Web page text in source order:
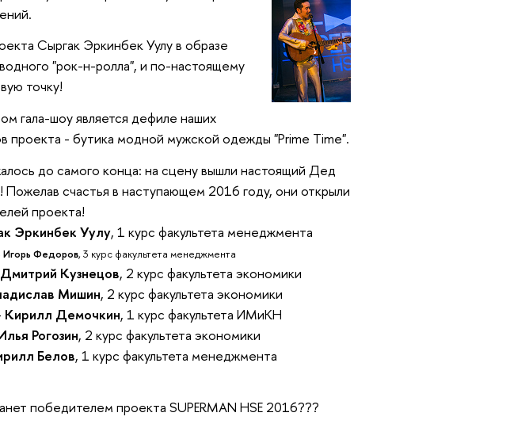
Сыргак Эркинбек Уулу в образе
"рок-н-ролла", и по-настоящему
точку!
гала-шоу является дефиле наших
проекта - бутика модной мужской одежды "Prime Time".
до самого конца: на сцену вышли настоящий Дед
счастья в наступающем 2016 году, они открыли
проекта!
Эркинбек Уулу, 1 курс факультета менеджмента
Игорь Федоров, 3 курс факультета менеджмента
Дмитрий Кузнецов, 2 курс факультета экономики
Мишин, 2 курс факультета экономики
Кирилл Демочкин, 1 курс факультета ИМиКН
Рогозин, 2 курс факультета экономики
Белов, 1 курс факультета менеджмента
победителем проекта SUPERMAN HSE 2016???